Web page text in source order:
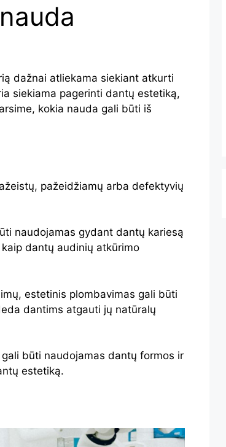
dažnai atliekama siekiant atkurti
siekiama pagerinti dantų estetiką,
kokia nauda gali būti iš
pažeidžiamų arba defektyvių
naudojamas gydant dantų kariesą
dantų audinių atkūrimo
estetinis plombavimas gali būti
dantims atgauti jų natūralų
būti naudojamas dantų formos ir
estetiką.